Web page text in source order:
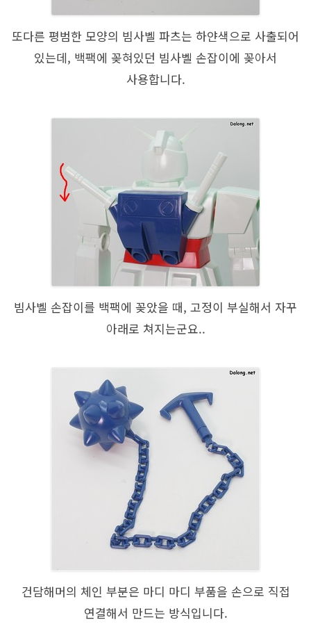
또다른 평범한 모양의 빔사벨 파츠는 하얀색으로 사출되어
있는데, 백팩에 꽂혀있던 빔사벨 손잡이에 꽂아서
사용합니다.
빔사벨 손잡이를 백팩에 꽂았을 때, 고정이 부실해서 자꾸
아래로 쳐지는군요..
건담해머의 체인 부분은 마디 마디 부품을 손으로 직접
연결해서 만드는 방식입니다.